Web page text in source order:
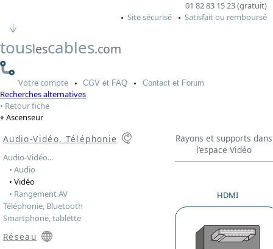
01 82 83 15 23 (gratuit)
Site sécurisé
Satisfait ou remboursé
touslescables.com
Votrecompte CGV et FAQ Contactet Forum
Recherches alternatives
Retour fiche
Ascenseur
Rayons et supports dans
l’espace Vidéo
HDMI
Audio-Vidéo, Téléphonie
Audio-Vidéo...
• Audio
• Vidéo
• Rangement AV
Téléphonie, Bluetooth
Smartphone, tablette
Réseau